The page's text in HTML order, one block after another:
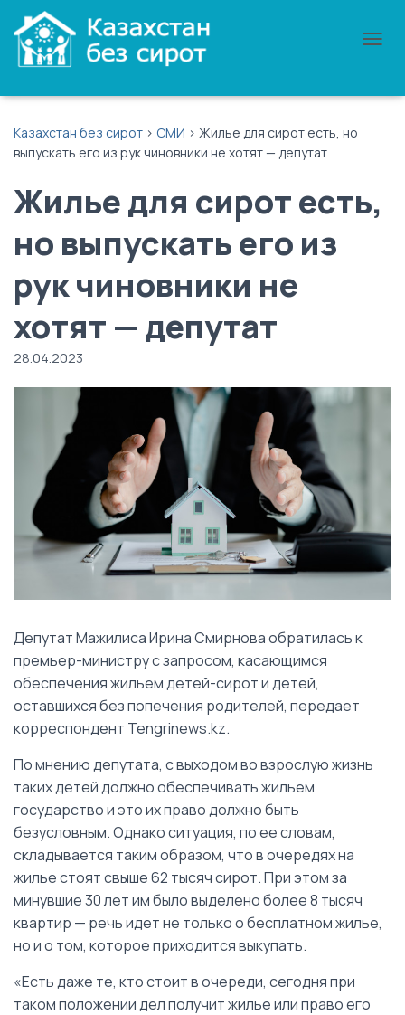
Т
Казахстан без сирот > СМИ > Жилье для сирот есть, но
выпускать его из рук чиновники не хотят — депутат
Жилье для сирот есть,
но выпускать его из
рук чиновники не
хотят — депутат
28.04.2023
Депутат Мажилиса Ирина Смирнова обратилась к
премьер-министру с запросом, касающимся
обеспечения жильем детей-сирот и детей,
оставшихся без попечения родителей, передает
корреспондент Tengrinews.kz.
По мнению депутата, с выходом во взрослую жизнь
таких детей должно обеспечивать жильем
государство и это их право должно быть
безусловным. Однако ситуация, по ее словам,
складывается таким образом, что в очередях на
жилье стоят свыше 62 тысяч сирот. При этом за
минувшие 30 лет им было выделено более 8 тысяч
квартир — речь идет не только о бесплатном жилье,
но и о том, которое приходится выкупать.
«Есть даже те, кто стоит в очереди, сегодня при
таком положении дел получит жилье или право его